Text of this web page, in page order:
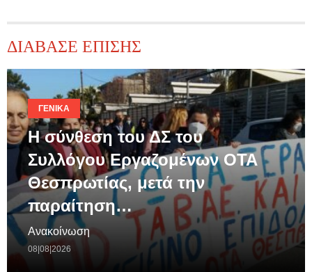
ΔΙΑΒΑΣΕ ΕΠΙΣΗΣ
ΓΕΝΙΚΆ
Η σύνθεση του ΔΣ του
Συλλόγου Εργαζομένων ΟΤΑ
Θεσπρωτίας, μετά την
παραίτηση…
Ανακοίνωση
08|08|2026